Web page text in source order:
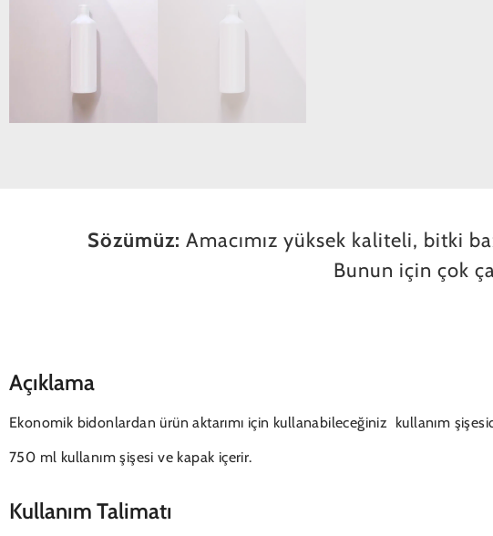
Sözümüz: Amacımız yüksek kaliteli, bitki
Bunun için çok
Açıklama
Ekonomik bidonlardan ürün aktarımı için kullanabileceğiniz kullanım
750 ml kullanım şişesi ve kapak içerir.
Kullanım Talimatı